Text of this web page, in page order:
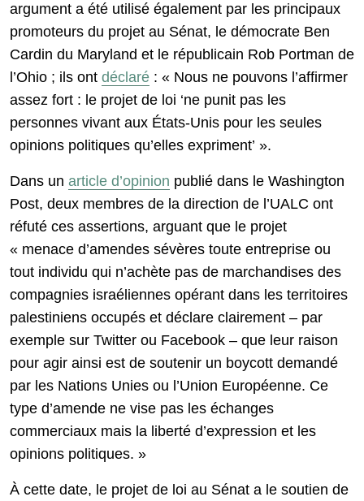
argument a été utilisé également par les principaux
promoteurs du projet au Sénat, le démocrate Ben
Cardin du Maryland et le républicain Rob Portman de
l’Ohio ; ils ont déclaré : « Nous ne pouvons l’affirmer
assez fort : le projet de loi ‘ne punit pas les
personnes vivant aux États-Unis pour les seules
opinions politiques qu’elles expriment’ ».
Dans un article d’opinion publié dans le Washington
Post, deux membres de la direction de l’UALC ont
réfuté ces assertions, arguant que le projet
« menace d’amendes sévères toute entreprise ou
tout individu qui n’achète pas de marchandises des
compagnies israéliennes opérant dans les territoires
palestiniens occupés et déclare clairement – par
exemple sur Twitter ou Facebook – que leur raison
pour agir ainsi est de soutenir un boycott demandé
par les Nations Unies ou l’Union Européenne. Ce
type d’amende ne vise pas les échanges
commerciaux mais la liberté d’expression et les
opinions politiques. »
À cette date, le projet de loi au Sénat a le soutien de